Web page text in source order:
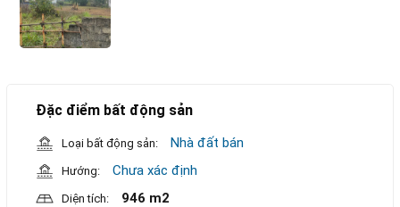
Đặc điểm bất động sản
Loại bất động sản: Nhà đất bán
Hướng: Chưa xác định
Diện tích: 946 m2